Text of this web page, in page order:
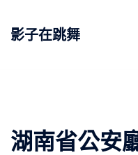
影子在跳舞
湖南省公安